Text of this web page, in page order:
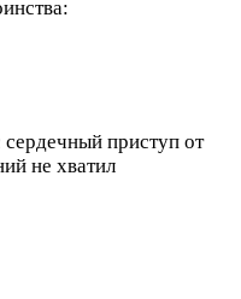
приступ от
не хватил